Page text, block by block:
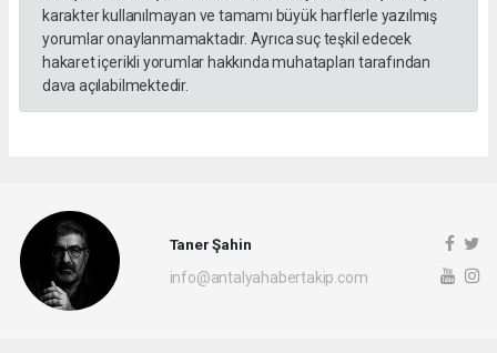
karakter kullanılmayan ve tamamı büyük harflerle yazılmış
yorumlar onaylanmamaktadır. Ayrıca suç teşkil edecek
hakaret içerikli yorumlar hakkında muhatapları tarafından
dava açılabilmektedir.
Taner Şahin
info@antalyahabertakip.com